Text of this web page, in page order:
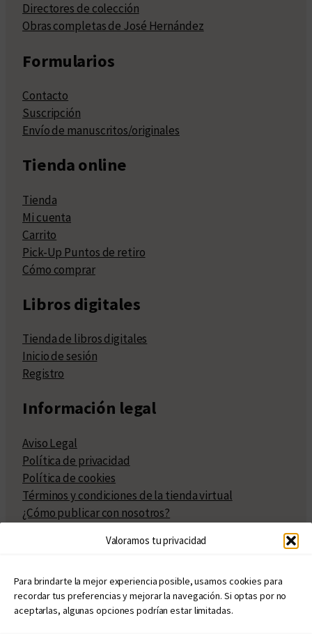
Valoramos tu privacidad
Para brindarte la mejor experiencia posible, usamos cookies para
recordar tus preferencias y mejorar la navegación. Si optas por no
aceptarlas, algunas opciones podrían estar limitadas.
Directores de colección
Obras completas de José Hernández
Formularios
Contacto
Suscripción
Envío de manuscritos/originales
Tienda online
Tienda
Mi cuenta
Carrito
Pick-Up Puntos de retiro
Cómo comprar
Libros digitales
Tienda de libros digitales
Inicio de sesión
Registro
Información legal
Aviso Legal
Política de privacidad
Política de cookies
Términos y condiciones de la tienda virtual
¿Cómo publicar con nosotros?
Políticas de publicación
Políticas de coedición
Atribuciones